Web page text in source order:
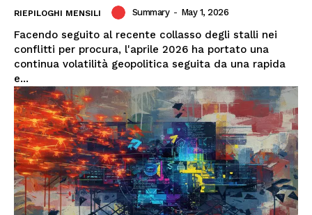
RIEPILOGHI MENSILI Summary - May 1, 2026
Facendo seguito al recente collasso degli stalli nei
conflitti per procura, l'aprile 2026 ha portato una
continua volatilità geopolitica seguita da una rapida
e...